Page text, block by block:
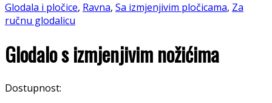
Glodala i pločice, Ravna, Sa izmjenjivim pločicama, Za
ručnu glodalicu
Glodalo s izmjenjivim nožićima
Dostupnost: